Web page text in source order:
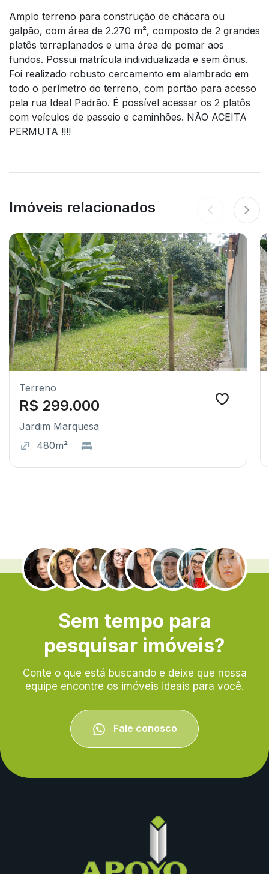
Amplo terreno para construção de chácara ou
galpão, com área de 2.270 m², composto de 2 grandes
platôs terraplanados e uma área de pomar aos
fundos. Possui matrícula individualizada e sem ônus.
Foi realizado robusto cercamento em alambrado em
todo o perímetro do terreno, com portão para acesso
pela rua Ideal Padrão. É possível acessar os 2 platôs
com veículos de passeio e caminhões. NÃO ACEITA
PERMUTA !!!!
Imóveis relacionados
Terreno
R$ 299.000
Jardim Marquesa
480m²
.
Sem tempo para
pesquisar imóveis?
Conte o que está buscando e deixe que nossa
equipe encontre os imóveis ideais para você.
Fale conosco